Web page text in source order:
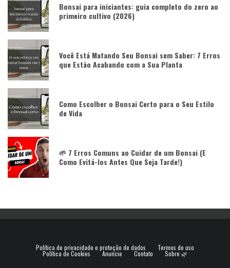
Bonsai para iniciantes: guia completo do zero ao
primeiro cultivo (2026)
Você Está Matando Seu Bonsai sem Saber: 7 Erros
que Estão Acabando com a Sua Planta
Como Escolher o Bonsai Certo para o Seu Estilo
de Vida
🌱 7 Erros Comuns ao Cuidar de um Bonsai (E
Como Evitá-los Antes Que Seja Tarde!)
Política de privacidade e proteção de dados Termos de uso
Política de Cookies Anuncie Contato Sobre 🌿